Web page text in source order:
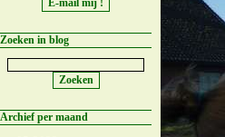
Zoeken in blog
Archief per maand